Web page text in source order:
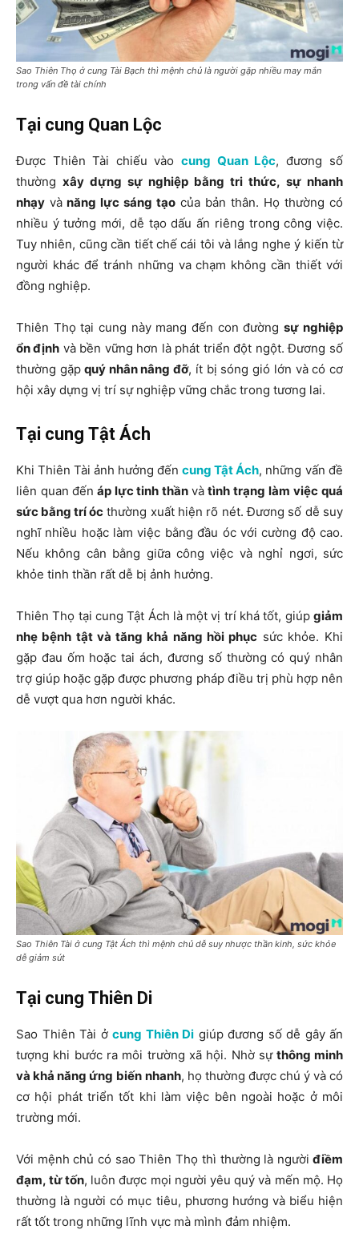
Sao Thiên Thọ ở cung Tài Bạch thì mệnh chủ là người gặp nhiều may mắn
trong vấn đề tài chính
Tại cung Quan Lộc
Được Thiên Tài chiếu vào cung Quan Lộc, đương số
thường xây dựng sự nghiệp bằng tri thức, sự nhanh
nhạy và năng lực sáng tạo của bản thân. Họ thường có
nhiều ý tưởng mới, dễ tạo dấu ấn riêng trong công việc.
Tuy nhiên, cũng cần tiết chế cái tôi và lắng nghe ý kiến từ
người khác để tránh những va chạm không cần thiết với
đồng nghiệp.
Thiên Thọ tại cung này mang đến con đường sự nghiệp
ổn định và bền vững hơn là phát triển đột ngột. Đương số
thường gặp quý nhân nâng đỡ, ít bị sóng gió lớn và có cơ
hội xây dựng vị trí sự nghiệp vững chắc trong tương lai.
Tại cung Tật Ách
Khi Thiên Tài ảnh hưởng đến cung Tật Ách, những vấn đề
liên quan đến áp lực tinh thần và tình trạng làm việc quá
sức bằng trí óc thường xuất hiện rõ nét. Đương số dễ suy
nghĩ nhiều hoặc làm việc bằng đầu óc với cường độ cao.
Nếu không cân bằng giữa công việc và nghỉ ngơi, sức
khỏe tinh thần rất dễ bị ảnh hưởng.
Thiên Thọ tại cung Tật Ách là một vị trí khá tốt, giúp giảm
nhẹ bệnh tật và tăng khả năng hồi phục sức khỏe. Khi
gặp đau ốm hoặc tai ách, đương số thường có quý nhân
trợ giúp hoặc gặp được phương pháp điều trị phù hợp nên
dễ vượt qua hơn người khác.
Sao Thiên Tài ở cung Tật Ách thì mệnh chủ dễ suy nhược thần kinh, sức khỏe
dễ giảm sút
Tại cung Thiên Di
Sao Thiên Tài ở cung Thiên Di giúp đương số dễ gây ấn
tượng khi bước ra môi trường xã hội. Nhờ sựthông minh
và khả năng ứng biến nhanh, họ thường được chú ý và có
cơ hội phát triển tốt khi làm việc bên ngoài hoặc ở môi
trường mới.
Với mệnh chủ có sao Thiên Thọ thì thường là người điềm
đạm, từ tốn, luôn được mọi người yêu quý và mến mộ. Họ
thường là người có mục tiêu, phương hướng và biểu hiện
rất tốt trong những lĩnh vực mà mình đảm nhiệm.